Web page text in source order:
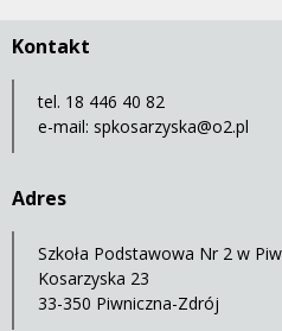
Kontakt
tel. 18 446 40 82
e-mail: spkosarzyska@o2.pl
Adres
Szkoła Podstawowa Nr 2 w
Kosarzyska 23
33-350 Piwniczna-Zdrój